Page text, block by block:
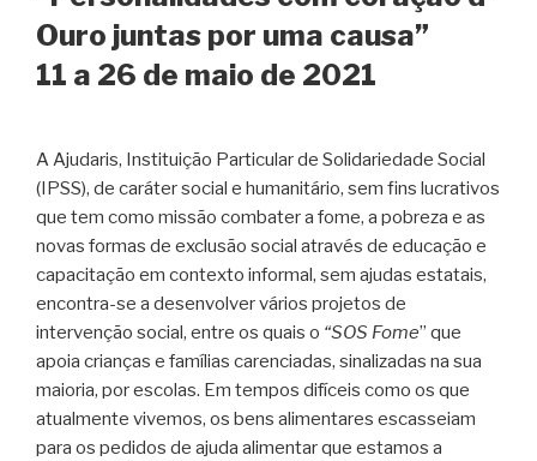
Ouro juntas por uma causa”
11 a 26 de maio de 2021
A Ajudaris, Instituição Particular de Solidariedade Social
(IPSS), de caráter social e humanitário, sem fins lucrativos
que tem como missão combater a fome, a pobreza e as
novas formas de exclusão social através de educação e
capacitação em contexto informal, sem ajudas estatais,
encontra-se a desenvolver vários projetos de
intervenção social, entre os quais o “SOS Fome” que
apoia crianças e famílias carenciadas, sinalizadas na sua
maioria, por escolas. Em tempos difíceis como os que
atualmente vivemos, os bens alimentares escasseiam
para os pedidos de ajuda alimentar que estamos a